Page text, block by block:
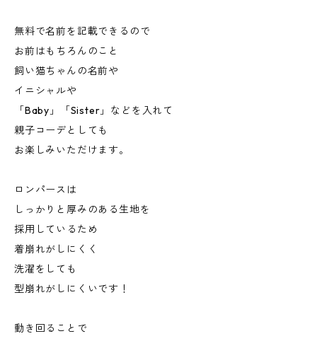
無料で名前を記載できるので
お前はもちろんのこと
飼い猫ちゃんの名前や
イニシャルや
「Baby」「Sister」などを入れて
親子コーデとしても
お楽しみいただけます。
ロンパースは
しっかりと厚みのある生地を
採用しているため
着崩れがしにくく
洗濯をしても
型崩れがしにくいです！
動き回ることで